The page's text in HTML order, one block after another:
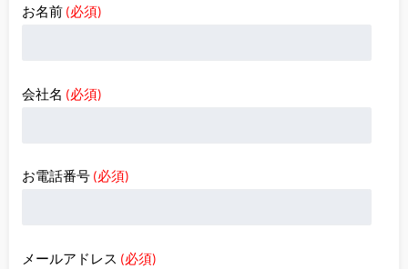
お名前 (必須)
会社名 (必須)
お電話番号 (必須)
メールアドレス (必須)